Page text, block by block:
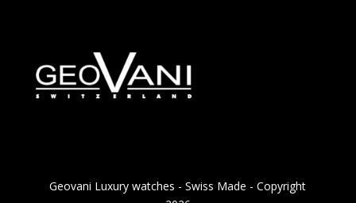
Geovani Luxury watches - Swiss Made - Copyright